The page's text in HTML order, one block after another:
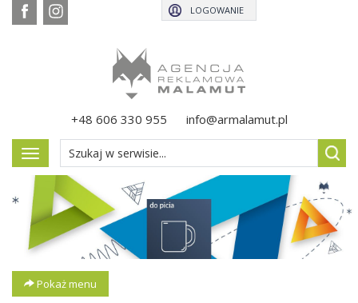
+48 606 330 955 info@armalamut.pl
LOGOWANIE
Pokaż
menu
Pokaż menu